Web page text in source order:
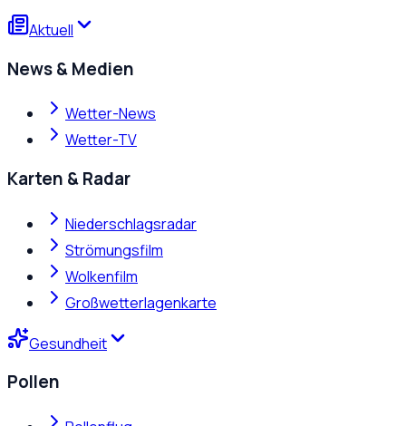
Aktuell
News & Medien
Wetter-News
Wetter-TV
Karten & Radar
Niederschlagsradar
Strömungsfilm
Wolkenfilm
Großwetterlagenkarte
Gesundheit
Pollen